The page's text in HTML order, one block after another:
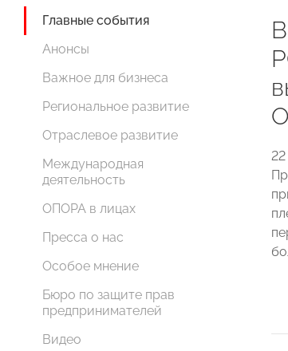
Главные события
Анонсы
Важное для бизнеса
Региональное развитие
Отраслевое развитие
Международная
деятельность
ОПОРА в лицах
Пресса о нас
Особое мнение
Бюро по защите прав
предпринимателей
Видео